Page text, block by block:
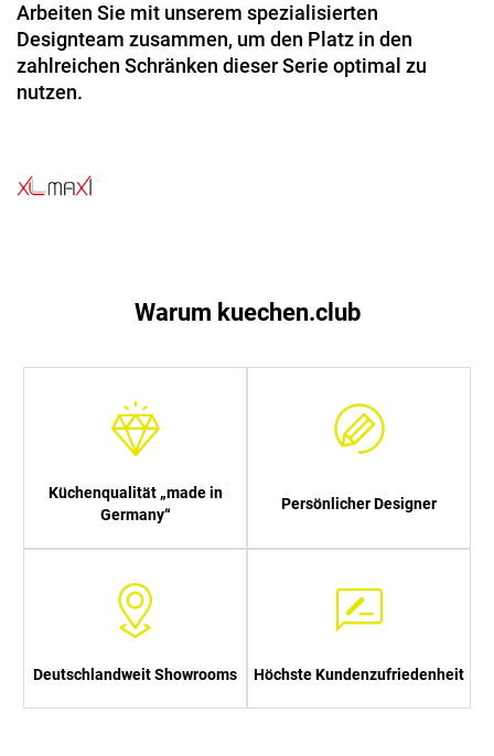
Arbeiten Sie mit unserem spezialisierten
Designteam zusammen, um den Platz in den
zahlreichen Schränken dieser Serie optimal zu
nutzen.
Warum kuechen.club
Küchenqualität „made in
Germany“
Persönlicher Designer
Deutschlandweit Showrooms Höchste Kundenzufriedenheit